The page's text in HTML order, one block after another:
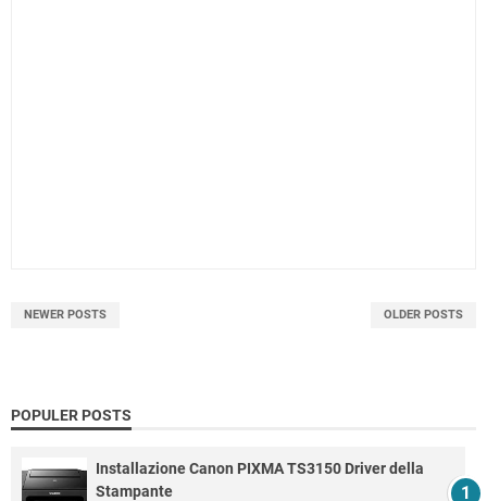
NEWER POSTS OLDER POSTS
POPULER POSTS
Installazione Canon PIXMA TS3150 Driver della
Stampante